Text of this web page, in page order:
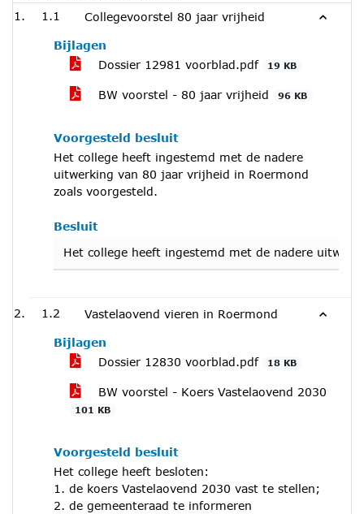
1.1 Collegevoorstel 80 jaar vrijheid
Bijlagen
Dossier 12981 voorblad.pdf
19 KB
BW voorstel - 80 jaar vrijheid 96 KB
Voorgesteld besluit
Het college heeft ingestemd met de nadere
uitwerking van 80 jaar vrijheid in Roermond
zoals voorgesteld.
Besluit
Het college heeft ingestemd met de nadere
1.2 Vastelaovend vieren in Roermond
Bijlagen
Dossier 12830 voorblad.pdf
18 KB
BW voorstel - Koers Vastelaovend 2030
101 KB
Voorgesteld besluit
Het college heeft besloten:
1. de koers Vastelaovend 2030 vast te stellen;
2. de gemeenteraad te informeren